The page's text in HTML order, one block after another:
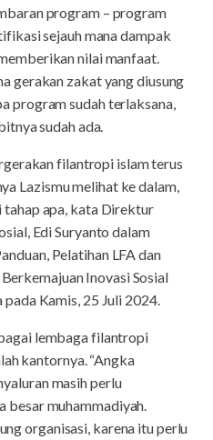
program – program
sejauh mana dampak
nilai manfaat.
gerakan zakat yang diusung
program sudah terlaksana,
sudah ada.
filantropi islam terus
Lazismu melihat ke dalam,
tahap apa, kata Direktur
Edi Suryanto dalam
Pelatihan LFA dan
Inovasi Sosial
Kamis, 25 Juli 2024.
lembaga filantropi
kantornya. “Angka
masih perlu
muhammadiyah.
organisasi, karena itu perlu